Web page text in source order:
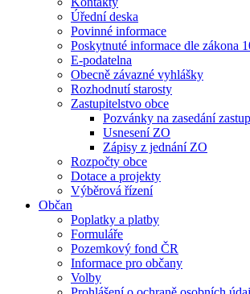
Úřední deska
Povinné informace
Poskytnuté informace dle zákona
E-podatelna
Obecně závazné vyhlášky
Rozhodnutí starosty
Zastupitelstvo obce
Pozvánky na zasedání
Usnesení ZO
Zápisy z jednání ZO
Rozpočty obce
Dotace a projekty
Výběrová řízení
Občan
Poplatky a platby
Formuláře
Pozemkový fond ČR
Informace pro občany
Volby